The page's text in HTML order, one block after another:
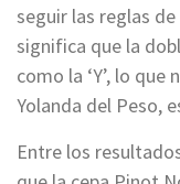
seguir las reglas
significa que la
como la ‘Y’, lo que
Yolanda del Peso,
Entre los